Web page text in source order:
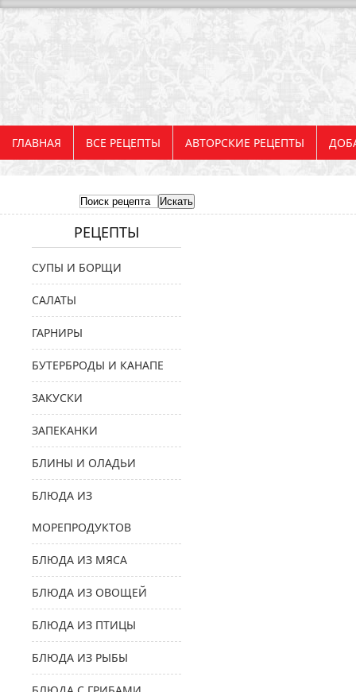
ГЛАВНАЯ ВСЕ РЕЦЕПТЫ АВТОРСКИЕ РЕЦЕПТЫ
РЕЦЕПТЫ
СУПЫ И БОРЩИ
САЛАТЫ
ГАРНИРЫ
БУТЕРБРОДЫ И КАНАПЕ
ЗАКУСКИ
ЗАПЕКАНКИ
БЛИНЫ И ОЛАДЬИ
БЛЮДА ИЗ
МОРЕПРОДУКТОВ
БЛЮДА ИЗ МЯСА
БЛЮДА ИЗ ОВОЩЕЙ
БЛЮДА ИЗ ПТИЦЫ
БЛЮДА ИЗ РЫБЫ